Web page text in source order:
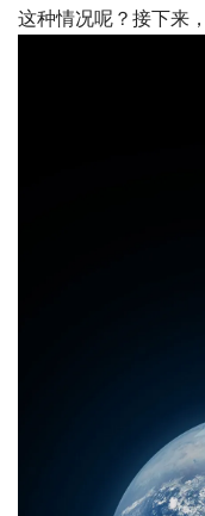
这种情况呢？接下来